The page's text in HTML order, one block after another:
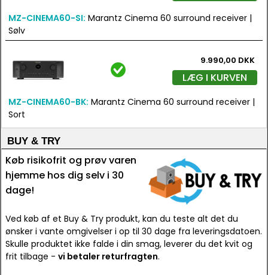
MZ-CINEMA60-SI: Marantz Cinema 60 surround receiver |
Sølv
9.990,00 DKK
LÆG I KURVEN
MZ-CINEMA60-BK: Marantz Cinema 60 surround receiver |
Sort
BUY & TRY
Køb risikofrit og prøv varen
hjemme hos dig selv i 30
dage!
Ved køb af et Buy & Try produkt, kan du teste alt det du
ønsker i vante omgivelser i op til 30 dage fra leveringsdatoen.
Skulle produktet ikke falde i din smag, leverer du det kvit og
frit tilbage - vi betaler returfragten.